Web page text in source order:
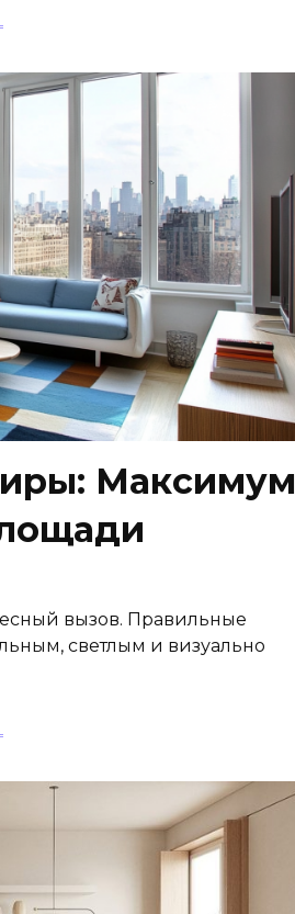
Максимум
вызов. Правильные
светлым и визуально